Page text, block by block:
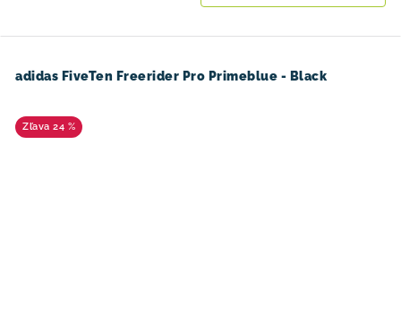
adidas FiveTen Freerider Pro Primeblue - Black
24 %